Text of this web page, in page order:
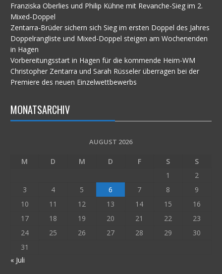
Franziska Oberlies und Philip Kühne mit Revanche-Sieg im 2.
Mixed-Doppel
Zentarra-Brüder sichern sich Sieg im ersten Doppel des Jahres
Doppelrangliste und Mixed-Doppel steigen am Wochenenden
in Hagen
Vorbereitungsstart in Hagen für die kommende Heim-WM
Christopher Zentarra und Sarah Rüsseler überragen bei der
Premiere des neuen Einzelwettbewerbs
MONATSARCHIV
AUGUST 2026
M D M D F S
S
1
2
3
4 5 6 7 8
9
10
11 12 13 14 15
16
17
18 19 20 21 22
23
24
25 26 27 28 29
30
31
« Juli